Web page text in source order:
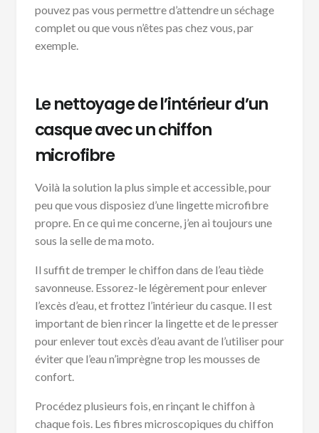
pouvez pas vous permettre d’attendre un séchage
complet ou que vous n’êtes pas chez vous, par
exemple.
Le nettoyage de l’intérieur d’un
casque avec un chiffon
microfibre
Voilà la solution la plus simple et accessible, pour
peu que vous disposiez d’une lingette microfibre
propre. En ce qui me concerne, j’en ai toujours une
sous la selle de ma moto.
Il suffit de tremper le chiffon dans de l’eau tiède
savonneuse. Essorez-le légèrement pour enlever
l’excès d’eau, et frottez l’intérieur du casque. Il est
important de bien rincer la lingette et de le presser
pour enlever tout excès d’eau avant de l’utiliser pour
éviter que l’eau n’imprègne trop les mousses de
confort.
Procédez plusieurs fois, en rinçant le chiffon à
chaque fois. Les fibres microscopiques du chiffon